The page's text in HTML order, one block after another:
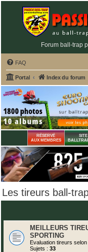
Forum ball-trap
FAQ
Portal Index du forum
RÉSERVÉ
AUX MEMBRES
SITE
Les tireurs ball-
MEILLEURS
SPORTING
Evaluation tireurs
Sujets : 33